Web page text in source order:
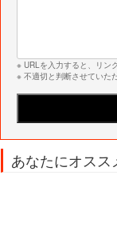
※ URLを入力すると、リン
※ 不適切と判断させていた
あなたにオスス